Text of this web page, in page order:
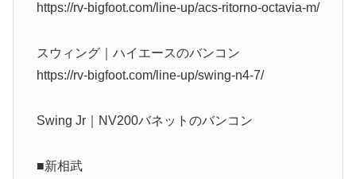
https://rv-bigfoot.com/line-up/acs-ritorno-octavia-m/
スウィング｜ハイエースのバンコン
https://rv-bigfoot.com/line-up/swing-n4-7/
Swing Jr｜NV200バネットのバンコン
■新相武